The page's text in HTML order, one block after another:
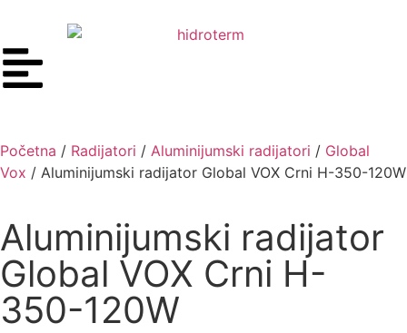
Početna / Radijatori / Aluminijumski radijatori / Global
Vox / Aluminijumski radijator Global VOX Crni H-350-120W
Aluminijumski radijator
Global VOX Crni H-
350-120W